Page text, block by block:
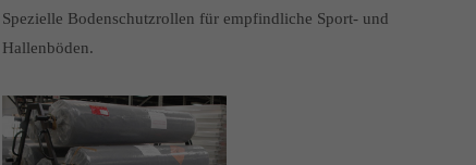
Spezielle Bodenschutzrollen für empfindliche Sport- und
Hallenböden.